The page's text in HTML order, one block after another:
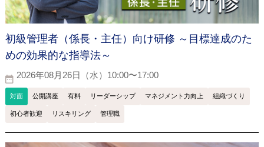
初級管理者（係長・主任）向け研修 ～目標達成のた
めの効果的な指導法～
2026年08月26日（水）10:00〜17:00
対面 公開講座 有料 リーダーシップ マネジメント力向上 組織づくり
初心者歓迎 リスキリング 管理職